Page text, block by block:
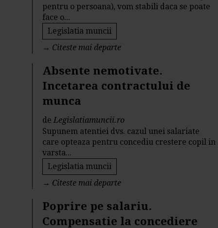
pentru o persoana), vom stabili daca se poate
face o...
Legislatia muncii
→ Citeste mai departe
Absente nemotivate.
Incetarea contractului de
munca
deLegislatiamuncii.ro
Supunem atentiei dvs. cazul unei salariate
care opteaza pentru concediu crestere copil in
varsta...
Legislatia muncii
→ Citeste mai departe
Poprire pe salariu.
Compensatie la concediere